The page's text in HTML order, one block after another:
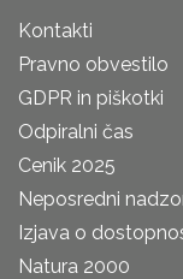
Kontakti
Pravno obvestilo
GDPR in piškotki
Odpiralni čas
Cenik 2025
Neposredni
Izjava o
Natura 2000